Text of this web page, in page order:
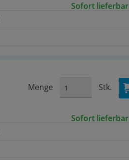
Sofort lieferbar
Menge Stk.
Sofort lieferbar